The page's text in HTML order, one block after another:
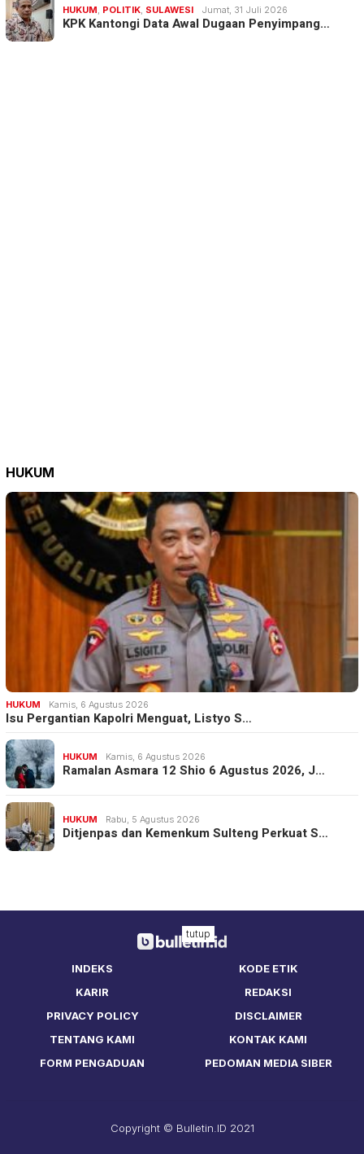
HUKUM POLITIK SULAWESI Jumat, 31 Juli 2026
KPK Kantongi Data Awal Dugaan Penyimpang…
HUKUM
HUKUM Kamis, 6 Agustus 2026
Isu Pergantian Kapolri Menguat, Listyo S…
HUKUM Kamis, 6 Agustus 2026
Ramalan Asmara 12 Shio 6 Agustus 2026, J…
HUKUM Rabu, 5 Agustus 2026
Ditjenpas dan Kemenkum Sulteng Perkuat S…
INDEKS
KODE ETIK
KARIR
REDAKSI
PRIVACY POLICY
DISCLAIMER
TENTANG KAMI
KONTAK KAMI
FORM PENGADUAN
PEDOMAN MEDIA SIBER
Copyright © Bulletin.ID 2021
tutup